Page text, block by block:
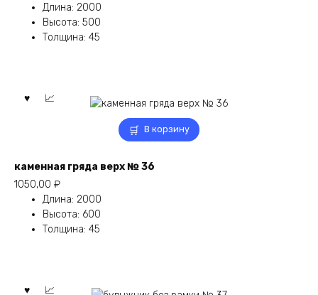
Длина: 2000
Высота: 500
Толщина: 45
В корзину
каменная гряда верх № 36
1050,00 ₽
Длина: 2000
Высота: 600
Толщина: 45